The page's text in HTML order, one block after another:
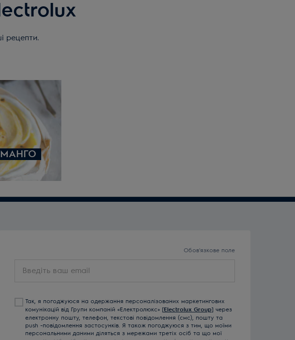
рецепти.
Обов'язкове поле
Так, я погоджуюся на одержання персоналізованих маркетингових
комунікацій від Групи компаній «Електролюкс» [Electrolux Group] через
електронну пошту, телефон, текстові повідомлення (смс), пошту та
push -повідомлення застосунків. Я також погоджуюся з тим, що моїми
персональними даними діляться з мережами третіх осіб та що мої